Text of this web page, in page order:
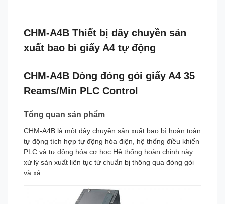
CHM-A4B Thiết bị dây chuyền sản
xuất bao bì giấy A4 tự động
CHM-A4B Dòng đóng gói giấy A4 35
Reams/Min PLC Control
Tổng quan sản phẩm
CHM-A4B là một dây chuyền sản xuất bao bì hoàn toàn
tự động tích hợp tự động hóa điện, hệ thống điều khiển
PLC và tự động hóa cơ học.Hệ thống hoàn chỉnh này
xử lý sản xuất liên tục từ chuẩn bị thông qua đóng gói
và xả.